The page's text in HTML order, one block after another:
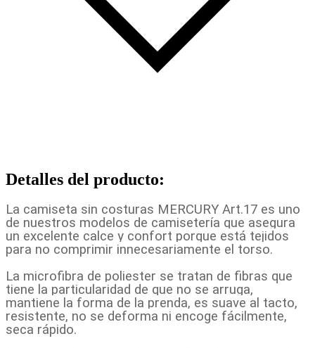
Detalles del producto:
La camiseta sin costuras MERCURY Art.17 es uno
de nuestros modelos de camisetería que asegura
un excelente calce y confort porque está tejidos
para no comprimir innecesariamente el torso.
La microfibra de poliester se tratan de fibras que
tiene la particularidad de que no se arruga,
mantiene la forma de la prenda, es suave al tacto,
resistente, no se deforma ni encoge fácilmente,
seca rápido.